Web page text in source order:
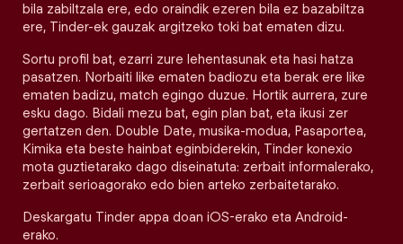
bila zabiltzala ere, edo oraindik ezeren bila ez bazabiltza
ere, Tinder-ek gauzak argitzeko toki bat ematen dizu.
Sortu profil bat, ezarri zure lehentasunak eta hasi hatza
pasatzen. Norbaiti like ematen badiozu eta berak ere like
ematen badizu, match egingo duzue. Hortik aurrera, zure
esku dago. Bidali mezu bat, egin plan bat, eta ikusi zer
gertatzen den. Double Date, musika-modua, Pasaportea,
Kimika eta beste hainbat eginbiderekin, Tinder konexio
mota guztietarako dago diseinatuta: zerbait informalerako,
zerbait serioagorako edo bien arteko zerbaitetarako.
Deskargatu Tinder appa doan iOS-erako eta Android-
erako.